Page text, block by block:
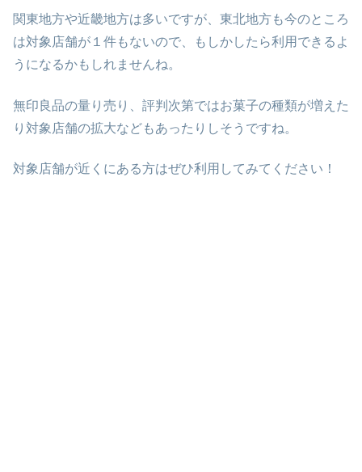
関東地方や近畿地方は多いですが、東北地方も今のところ
は対象店舗が１件もないので、もしかしたら利用できるよ
うになるかもしれませんね。
無印良品の量り売り、評判次第ではお菓子の種類が増えた
り対象店舗の拡大などもあったりしそうですね。
対象店舗が近くにある方はぜひ利用してみてください！